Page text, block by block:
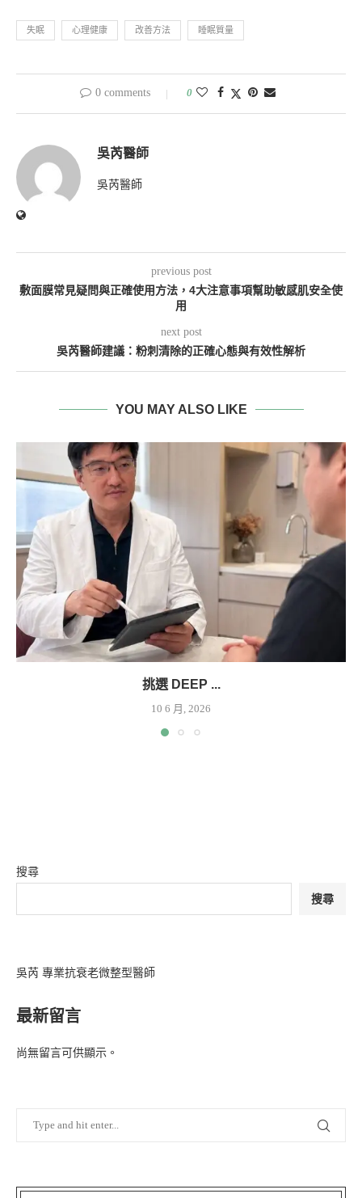
失眠 心理健康 改善方法 睡眠質量
0 comments 0
吳芮醫師
吳芮醫師
previous post
敷面膜常見疑問與正確使用方法，4大注意事項幫助敏感肌安全使
用
next post
吳芮醫師建議：粉刺清除的正確心態與有效性解析
YOU MAY ALSO LIKE
挑選 DEEP ...
10 6 月, 2026
搜尋
搜尋
吳芮 專業抗衰老微整型醫師
最新留言
尚無留言可供顯示。